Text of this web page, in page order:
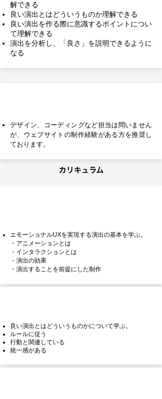
解できる
良い演出とはどういうものか理解できる
良い演出を作る際に意識するポイントについ
て理解できる
演出を分析し、「良さ」を説明できるように
なる
デザイン、コーディングなど担当は問いません
が、ウェブサイトの制作経験がある方を推奨し
ております。
カリキュラム
エモーショナルUXを実現する演出の基本を学ぶ。
・アニメーションとは
・インタラクションとは
・演出の効果
・演出することを前提にした制作
良い演出とはどういうものかについて学ぶ。
ルールに従う
行動と関連している
統一感がある